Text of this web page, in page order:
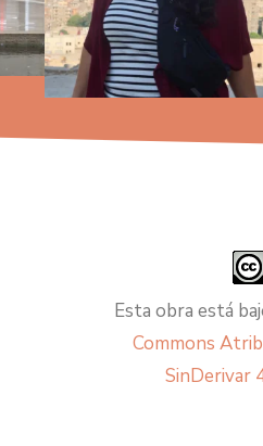
Esta obra está
Commons
SinDerivar